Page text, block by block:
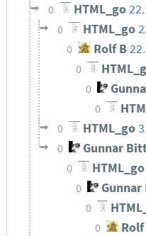
0 HTML_go
0 HTML_go
0 Rolf B
0
0
0
0 HTML_go
0 Gunnar
0 HTML_go
0
0
0 Rolf